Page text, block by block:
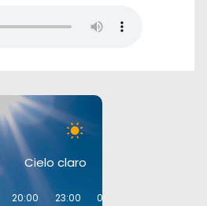
Cielo claro
20:00 23:00 02:00